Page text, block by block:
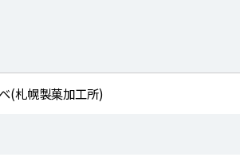
(札幌製菓加工所)